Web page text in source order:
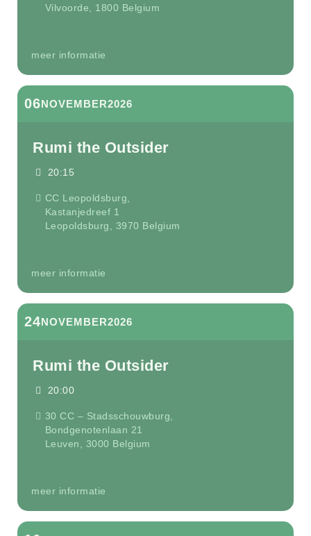
Vilvoorde
1800 Belgium
meer informatie
06NOVEMBER2026
Rumi the Outsider
20:15
CC Leopoldsburg,
Kastanjedreef 1
Leopoldsburg
3970 Belgium
meer informatie
24NOVEMBER2026
Rumi the Outsider
20:00
30 CC – Stadsschouwburg,
Bondgenotenlaan 21
Leuven
3000 Belgium
meer informatie